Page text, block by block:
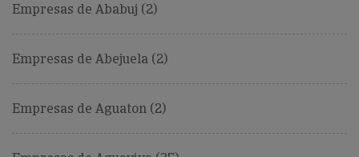
Empresas de Ababuj (2)
Empresas de Abejuela (2)
Empresas de Aguaton (2)